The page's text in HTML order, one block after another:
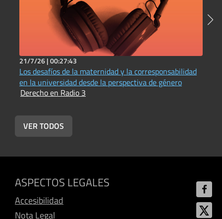
21/7/26 |00:27:43
Los desafíos de la maternidad y la corresponsabilidad
en la universidad desde la perspectiva de género
Derecho en Radio 3
VER TODOS
ASPECTOS LEGALES
Accesibilidad
Nota Legal